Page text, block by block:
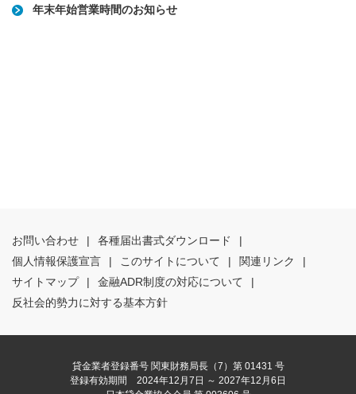
年末年始営業時間のお知らせ
お問い合わせ | 各種届出書式ダウンロード
|
個人情報保護宣言
| このサイトについて | 関連リンク
|
サイトマップ
| 金融ADR制度の対応について
|
反社会的勢力に対する基本方針
貸金業者登録番号 関東財務局長（7）第 01431 号
登録有効期間 2024年12月7日 ～ 2027年12月6日